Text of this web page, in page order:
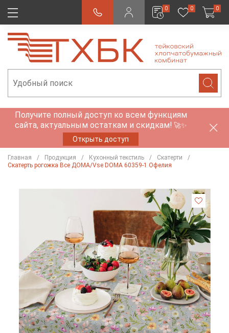
0 0 0
Получите полный доступ ко всем функциям
сайта, актуальным остаткам и скидкам! 🚀✨
Открыть доступ
Главная Продукция Кухонный текстиль
Скатерти
Скатерть рогожка Все ДОМА/Vse DOMA 60359-1 Офелия